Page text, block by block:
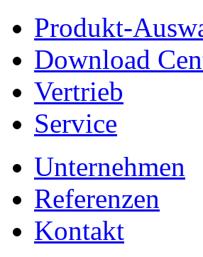
Produkt-
Download
Vertrieb
Service
Unternehmen
Referenzen
Kontakt